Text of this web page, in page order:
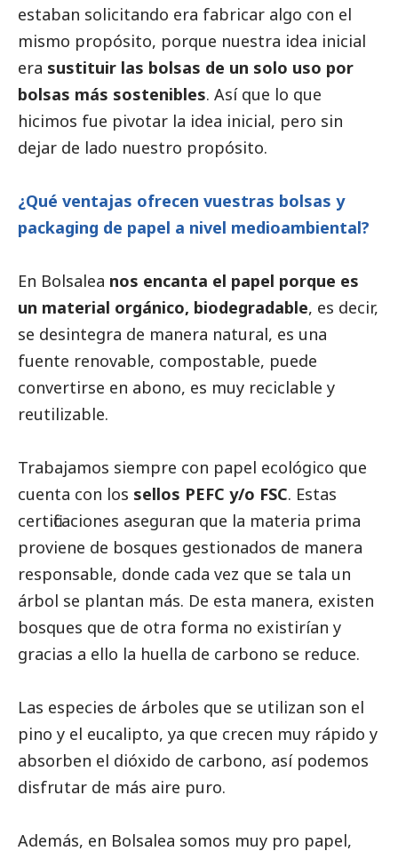
estaban solicitando era fabricar algo con el
mismo propósito, porque nuestra idea inicial
era sustituir las bolsas de un solo uso por
bolsas más sostenibles. Así que lo que
hicimos fue pivotar la idea inicial, pero sin
dejar de lado nuestro propósito.
¿Qué ventajas ofrecen vuestras bolsas y
packaging de papel a nivel medioambiental?
En Bolsalea nos encanta el papel porque es
un material orgánico, biodegradable, es decir,
se desintegra de manera natural, es una
fuente renovable, compostable, puede
convertirse en abono, es muy reciclable y
reutilizable.
Trabajamos siempre con papel ecológico que
cuenta con los sellos PEFC y/o FSC. Estas
certificaciones aseguran que la materia prima
proviene de bosques gestionados de manera
responsable, donde cada vez que se tala un
árbol se plantan más. De esta manera, existen
bosques que de otra forma no existirían y
gracias a ello la huella de carbono se reduce.
Las especies de árboles que se utilizan son el
pino y el eucalipto, ya que crecen muy rápido y
absorben el dióxido de carbono, así podemos
disfrutar de más aire puro.
Además, en Bolsalea somos muy pro papel,